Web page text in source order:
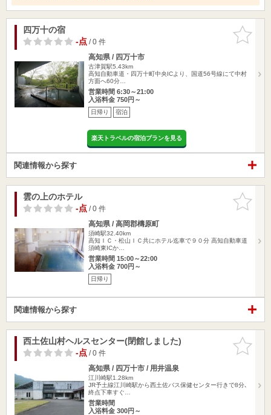
お気に入
りに追加
四万十の宿
-点/ 0 件
高知県 / 四万十市
古津賀駅5.43km
高知自動車道・四万十町中央ICより、国道56号線にて中村
方面へ60分…
営業時間 6:30～21:00
入浴料金 750円～
日帰り 宿泊
楽天トラベルの宿泊プランを見る
関連情報から探す
お気に入
りに追加
雲の上のホテル
-点/ 0 件
高知県 / 高岡郡檮原町
須崎駅32.40km
高知ＩＣ・松山ＩＣ共にホテル迄車で９０分 高知自動車道
須崎東ICか…
営業時間 15:00～22:00
入浴料金 700円～
日帰り
関連情報から探す
お気に入
りに追加
西土佐山村ヘルスセンター(閉館しました)
-点/ 0 件
高知県 / 四万十市 / 用井温泉
江川崎駅1.28km
JR予土線江川崎駅から西土佐バス保健センター行きで8分､
終点下車すぐ…
営業時間
入浴料金 300円～